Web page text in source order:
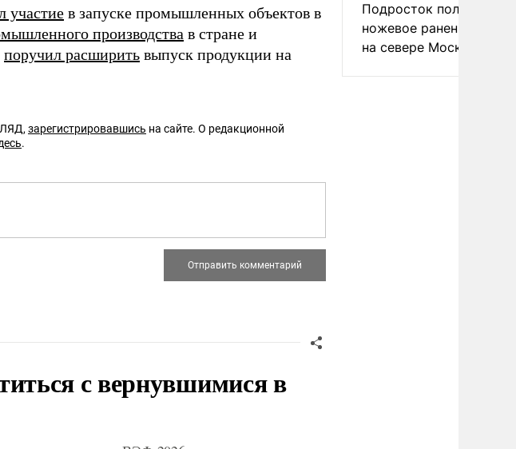
участие в запуске промышленных объектов в
производства в стране и
поручил расширить выпуск продукции на
зарегистрировавшись на сайте. О редакционной
.
с вернувшимися в
Подросток получил
ножевое ранение в
на севере Москвы